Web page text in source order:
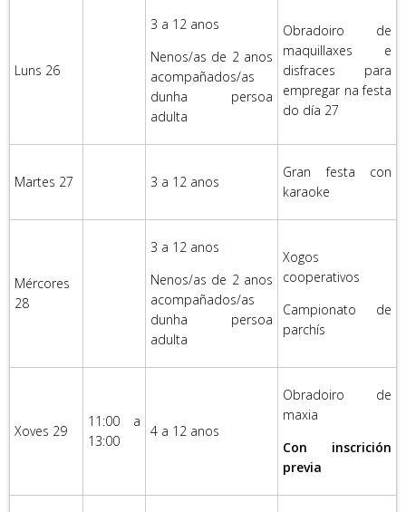
Luns 26
3 a 12 anos
Nenos/as de 2 anos
acompañados/as
dunha persoa
adulta
Obradoiro de
maquillaxes e
disfraces para
empregar na festa
do día 27
Martes 27 3 a 12 anos
Gran festa con
karaoke
Mércores
28
3 a 12 anos
Nenos/as de 2 anos
acompañados/as
dunha persoa
adulta
Xogos
cooperativos
Campionato de
parchís
Xoves 29
11:00 a
13:00
4 a 12 anos
Obradoiro de
maxia
Con inscrición
previa